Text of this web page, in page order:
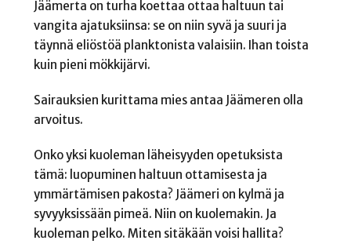
Jäämerta on turha koettaa ottaa haltuun tai
vangita ajatuksiinsa: se on niin syvä ja suuri ja
täynnä eliöstöä planktonista valaisiin. Ihan toista
kuin pieni mökkijärvi.
Sairauksien kurittama mies antaa Jäämeren olla
arvoitus.
Onko yksi kuoleman läheisyyden opetuksista
tämä: luopuminen haltuun ottamisesta ja
ymmärtämisen pakosta? Jäämeri on kylmä ja
syvyyksissään pimeä. Niin on kuolemakin. Ja
kuoleman pelko. Miten sitäkään voisi hallita?